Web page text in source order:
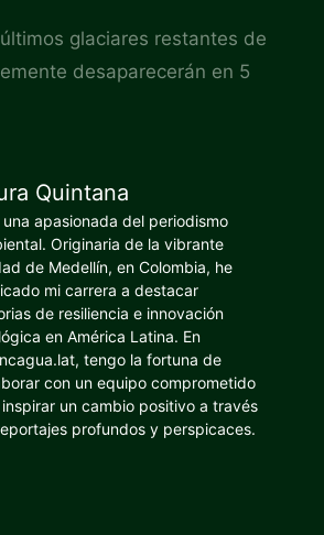
glaciares restantes de
desaparecerán en 5
Quintana
una apasionada del periodismo
Originaria de la vibrante
de Medellín, en Colombia, he
mi carrera a destacar
de resiliencia e innovación
en América Latina. En
tengo la fortuna de
con un equipo comprometido
un cambio positivo a través
profundos y perspicaces.